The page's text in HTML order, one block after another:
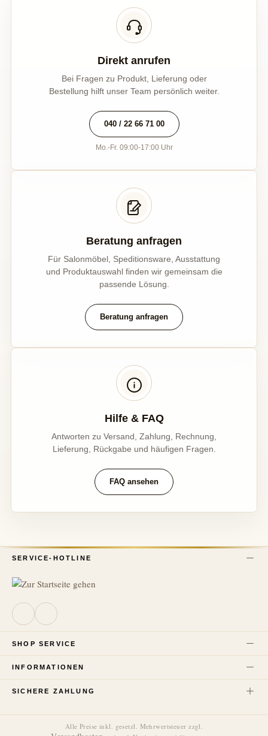
Direkt anrufen
Bei Fragen zu Produkt, Lieferung oder
Bestellung hilft unser Team persönlich weiter.
040 / 22 66 71 00
Mo.-Fr. 09:00-17:00 Uhr
Beratung anfragen
Für Salonmöbel, Speditionsware, Ausstattung
und Produktauswahl finden wir gemeinsam die
passende Lösung.
Beratung anfragen
Hilfe & FAQ
Antworten zu Versand, Zahlung, Rechnung,
Lieferung, Rückgabe und häufigen Fragen.
FAQ ansehen
SERVICE-HOTLINE
SHOP SERVICE
INFORMATIONEN
SICHERE ZAHLUNG
Alle Preise inkl. gesetzl. Mehrwertsteuer zzgl.